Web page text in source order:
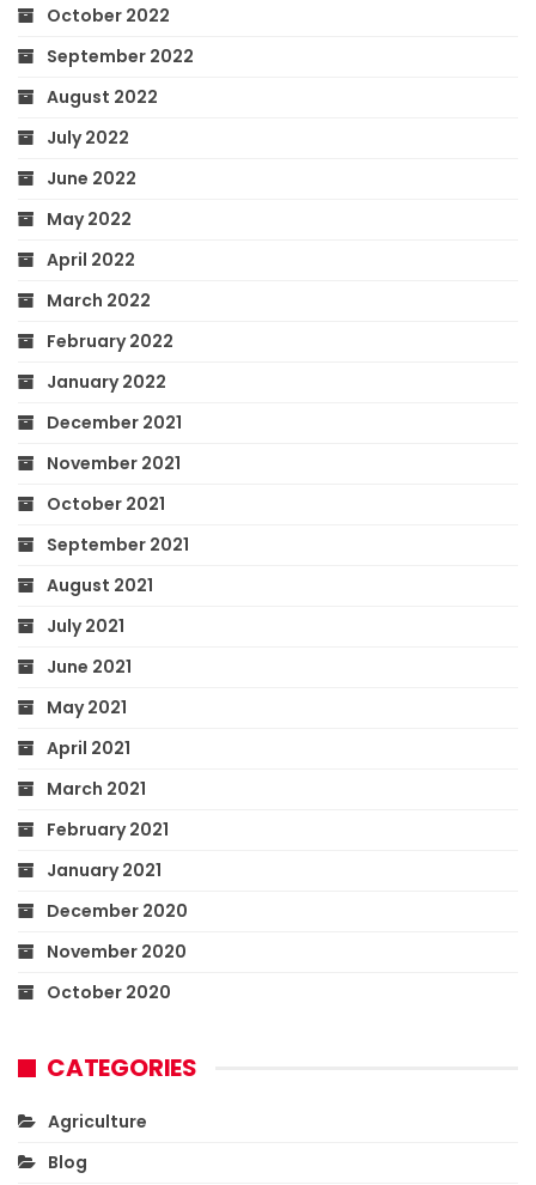
October 2022
September 2022
August 2022
July 2022
June 2022
May 2022
April 2022
March 2022
February 2022
January 2022
December 2021
November 2021
October 2021
September 2021
August 2021
July 2021
June 2021
May 2021
April 2021
March 2021
February 2021
January 2021
December 2020
November 2020
October 2020
CATEGORIES
Agriculture
Blog